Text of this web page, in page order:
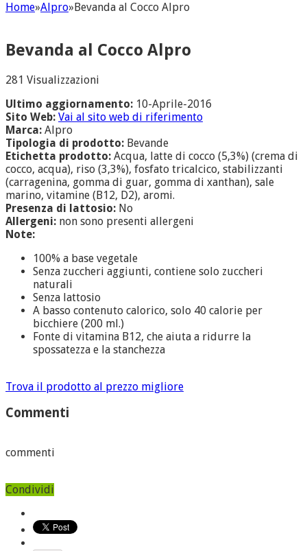
Home»Alpro»Bevanda al Cocco Alpro
Bevanda al Cocco Alpro
281 Visualizzazioni
Ultimo aggiornamento: 10-Aprile-2016
Sito Web: Vai al sito web di riferimento
Marca: Alpro
Tipologia di prodotto: Bevande
Etichetta prodotto: Acqua, latte di cocco (5,3%) (crema di
cocco, acqua), riso (3,3%), fosfato tricalcico, stabilizzanti
(carragenina, gomma di guar, gomma di xanthan), sale
marino, vitamine (B12, D2), aromi.
Presenza di lattosio: No
Allergeni: non sono presenti allergeni
Note:
100% a base vegetale
Senza zuccheri aggiunti, contiene solo zuccheri
naturali
Senza lattosio
A basso contenuto calorico, solo 40 calorie per
bicchiere (200 ml.)
Fonte di vitamina B12, che aiuta a ridurre la
spossatezza e la stanchezza
Trova il prodotto al prezzo migliore
Commenti
commenti
Condividi